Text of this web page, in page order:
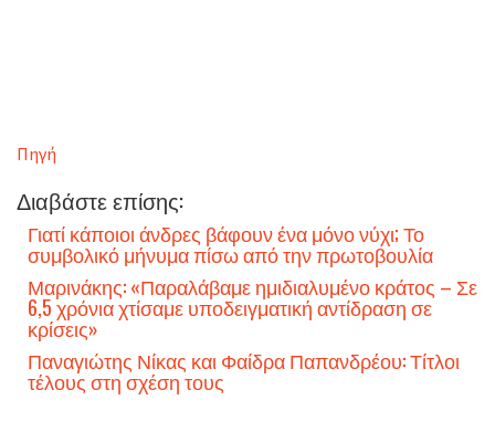
Πηγή
Διαβάστε επίσης:
Γιατί κάποιοι άνδρες βάφουν ένα μόνο νύχι; Το
συμβολικό μήνυμα πίσω από την πρωτοβουλία
Μαρινάκης: «Παραλάβαμε ημιδιαλυμένο κράτος – Σε
6,5 χρόνια χτίσαμε υποδειγματική αντίδραση σε
κρίσεις»
Παναγιώτης Νίκας και Φαίδρα Παπανδρέου: Τίτλοι
τέλους στη σχέση τους